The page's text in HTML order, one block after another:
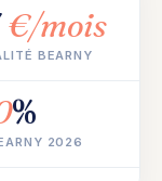
€/mois
BEARNY
%
2026